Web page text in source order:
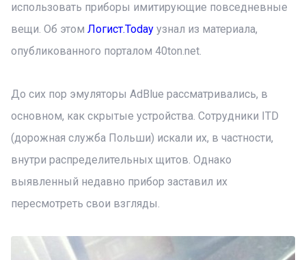
использовать приборы имитирующие повседневные
вещи. Об этом Логист.Today узнал из материала,
опубликованного порталом 40ton.net.
До сих пор эмуляторы AdBlue рассматривались, в
основном, как скрытые устройства. Сотрудники ITD
(дорожная служба Польши) искали их, в частности,
внутри распределительных щитов. Однако
выявленный недавно прибор заставил их
пересмотреть свои взгляды.